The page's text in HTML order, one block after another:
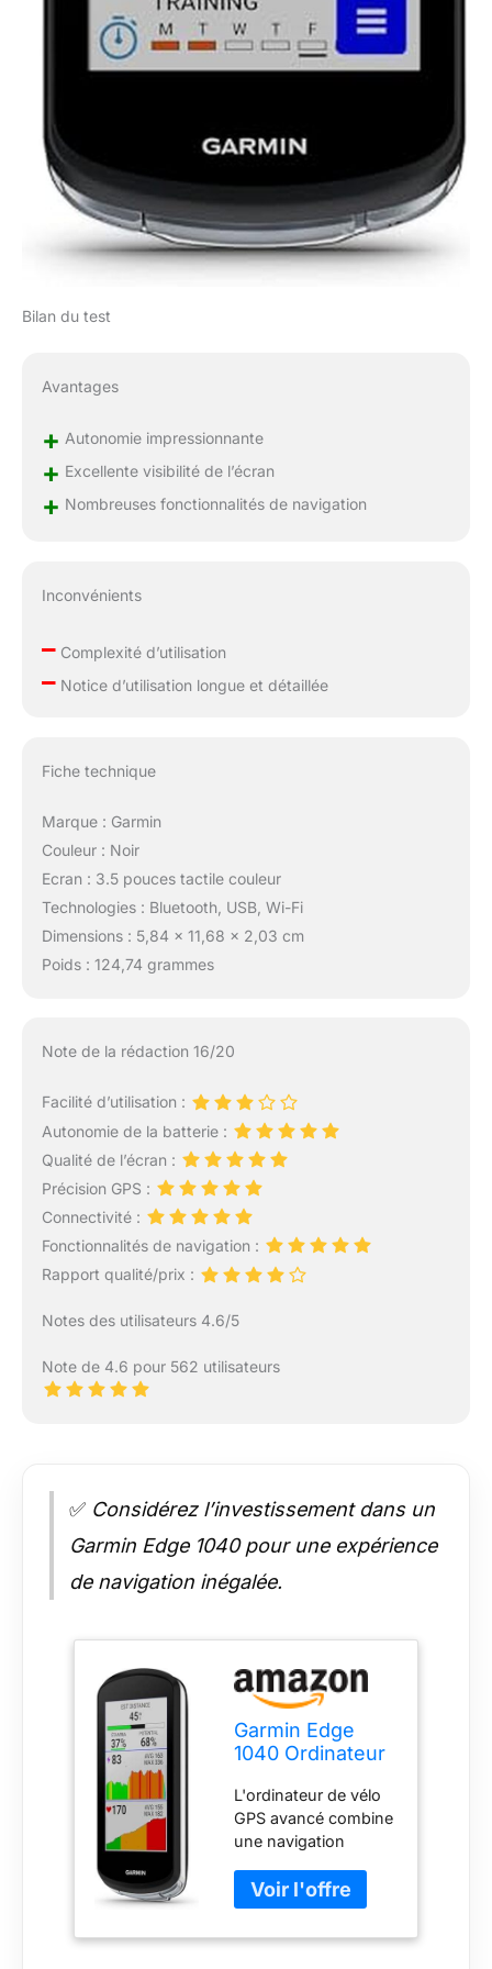
au type de conduite qui
mettent en évidence
les routes et les
Connectez-vous à vos
applications et
plateformes préférées,
y compris Strava,
Komoot, TrainingPeaks
et bien plus encore
d'autonomie dans les
exigeants et jusqu'à 70
heures en mode
Bilan du test
Avantages
+ Autonomie impressionnante
+ Excellente visibilité de l’écran
+ Nombreuses fonctionnalités de navigation
Inconvénients
–Complexité d’utilisation
–Notice d’utilisation longue et détaillée
Fiche technique
Marque : Garmin
Couleur : Noir
Ecran : 3.5 pouces tactile couleur
Technologies : Bluetooth, USB, Wi-Fi
Dimensions : 5,84 x 11,68 x 2,03 cm
Poids : 124,74 grammes
Note de la rédaction 16/20
Facilité d’utilisation :
Autonomie de la batterie :
Qualité de l’écran :
Précision GPS :
Connectivité :
Fonctionnalités de navigation :
Rapport qualité/prix :
Notes des utilisateurs 4.6/5
Note de 4.6 pour 562 utilisateurs
✅ Considérez l’investissement dans un
Garmin Edge 1040 pour une expérience
de navigation inégalée.
Garmin Edge
1040 Ordinateur
Route et Hors
Route, précision
ponctuelle,
Batterie Longue
durée, Appareil
Uniquement
L'ordinateur de vélo
GPS avancé combine
une navigation
planification et un
suivi des
performances, une